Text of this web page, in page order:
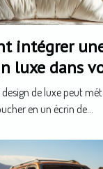
intégrer
luxe dans
de luxe peut
en un écrin de...